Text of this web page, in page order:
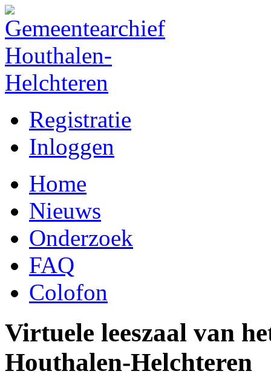
Registratie
Inloggen
Home
Nieuws
Onderzoek
FAQ
Colofon
Virtuele leeszaal van
Houthalen-Helchteren